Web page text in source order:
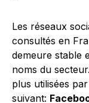
Les réseaux
consultés en
demeure stable
noms du
plus utilisées
suivant: